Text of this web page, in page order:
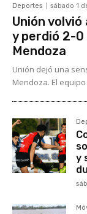
Deportes sábado 1
Unión
y perdió 2-0
Mendoza
Unión dejó una
Mendoza. El
y